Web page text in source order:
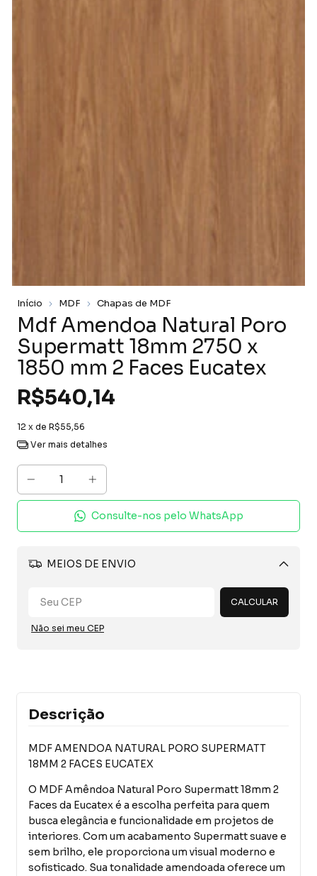
Início MDF Chapas de MDF
Mdf Amendoa Natural Poro
Supermatt 18mm 2750 x
1850 mm 2 Faces Eucatex
R$540,14
12 x de R$55,56
Ver mais detalhes
Consulte-nos pelo WhatsApp
MEIOS DE ENVIO
Alterar CEP
CALCULAR
Não sei meu CEP
Descrição
MDF AMENDOA NATURAL PORO SUPERMATT
18MM 2 FACES EUCATEX
O MDF Amêndoa Natural Poro Supermatt 18mm 2
Faces da Eucatex é a escolha perfeita para quem
busca elegância e funcionalidade em projetos de
interiores. Com um acabamento Supermatt suave e
sem brilho, ele proporciona um visual moderno e
sofisticado. Sua tonalidade amendoada oferece um